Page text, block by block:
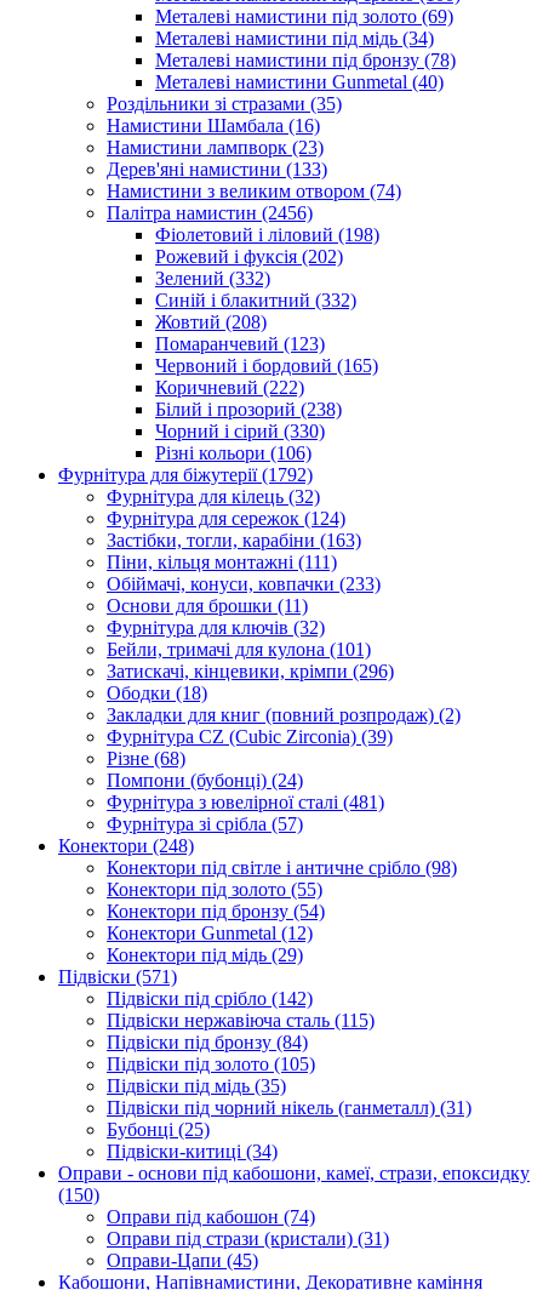
Металеві намистини під золото (69)
Металеві намистини під мідь (34)
Металеві намистини під бронзу (78)
Металеві намистини Gunmetal (40)
Роздільники зі стразами (35)
Намистини Шамбала (16)
Намистини лампворк (23)
Дерев'яні намистини (133)
Намистини з великим отвором (74)
Палітра намистин (2456)
Фіолетовий і ліловий (198)
Рожевий і фуксія (202)
Зелений (332)
Синій і блакитний (332)
Жовтий (208)
Помаранчевий (123)
Червоний і бордовий (165)
Коричневий (222)
Білий і прозорий (238)
Чорний і сірий (330)
Різні кольори (106)
Фурнітура для біжутерії(1792)
Фурнітура для кілець (32)
Фурнітура для сережок (124)
Застібки, тогли, карабіни (163)
Піни, кільця монтажні (111)
Обіймачі, конуси, ковпачки (233)
Основи для брошки (11)
Фурнітура для ключів (32)
Бейли, тримачі для кулона (101)
Затискачі, кінцевики, крімпи (296)
Ободки (18)
Закладки для книг (повний розпродаж) (2)
Фурнітура CZ (Cubic Zirconia) (39)
Різне (68)
Помпони (бубонці) (24)
Фурнітура з ювелірної сталі (481)
Фурнітура зі срібла (57)
Конектори (248)
Конектори під світле і античне срібло (98)
Конектори під золото (55)
Конектори під бронзу (54)
Конектори Gunmetal (12)
Конектори під мідь (29)
Підвіски (571)
Підвіски під срібло (142)
Підвіски нержавіюча сталь (115)
Підвіски під бронзу (84)
Підвіски під золото (105)
Підвіски під мідь (35)
Підвіски під чорний нікель (ганметалл) (31)
Бубонці (25)
Підвіски-китиці (34)
Оправи - основи під кабошони, камеї, стрази, епоксидку
(150)
Оправи під кабошон (74)
Оправи під стрази (кристали) (31)
Оправи-Цапи (45)
Кабошони, Напівнамистини, Декоративне каміння